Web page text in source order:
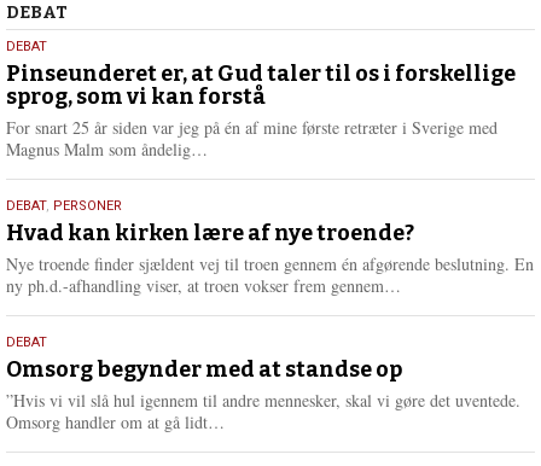
Debat
DEBAT
5.
august
2026
DEBAT
Pinseunderet er, at Gud taler til os i forskellige
sprog, som vi kan forstå
For snart 25 år siden var jeg på én af mine første retræter i Sverige med
Magnus Malm som åndelig…
e
r
e
25.
juli
2026
DEBAT, PERSONER
Hvad kan kirken lære af nye troende?
Nye troende finder sjældent vej til troen gennem én afgørende beslutning. En
ny ph.d.-afhandling viser, at troen vokser frem gennem…
e
r
e
9.
juli
2026
DEBAT
Omsorg begynder med at standse op
”Hvis vi vil slå hul igennem til andre mennesker, skal vi gøre det uventede.
Omsorg handler om at gå lidt…